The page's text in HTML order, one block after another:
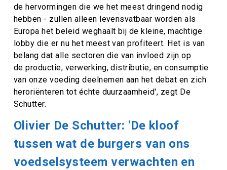
de hervormingen die we het meest dringend nodig
hebben - zullen alleen levensvatbaar worden als
Europa het beleid weghaalt bij de kleine, machtige
lobby die er nu het meest van profiteert. Het is van
belang dat alle sectoren die van invloed zijn op
de productie, verwerking, distributie, en consumptie
van onze voeding deelnemen aan het debat en zich
heroriënteren tot échte duurzaamheid', zegt De
Schutter.
Olivier De Schutter: 'De kloof
tussen wat de burgers van ons
voedselsysteem verwachten en